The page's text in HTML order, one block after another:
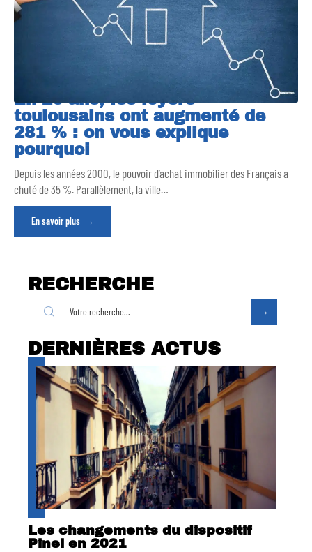
En 20 ans, les loyers
toulousains ont augmenté de
281 % : on vous explique
pourquoi
Depuis les années 2000, le pouvoir d’achat immobilier des Français a
chuté de 35 %. Parallèlement, la ville…
En savoir plus
RECHERCHE
DERNIÈRES ACTUS
Les changements du dispositif
Pinel en 2021